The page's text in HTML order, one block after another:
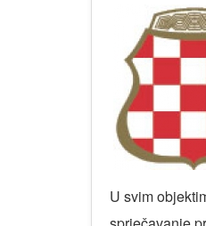
U svim